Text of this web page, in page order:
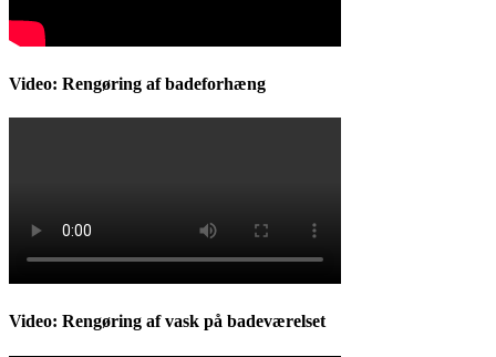
Video: Rengøring af badeforhæng
Video: Rengøring af vask på badeværelset